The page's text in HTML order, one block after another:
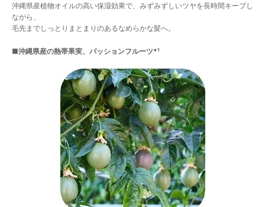
沖縄県産植物オイルの高い保湿効果で、みずみずしいツヤを長時間キープし
ながら、
毛先までしっとりまとまりのあるなめらかな髪へ。
■沖縄県産の熱帯果実、パッションフルーツ*¹